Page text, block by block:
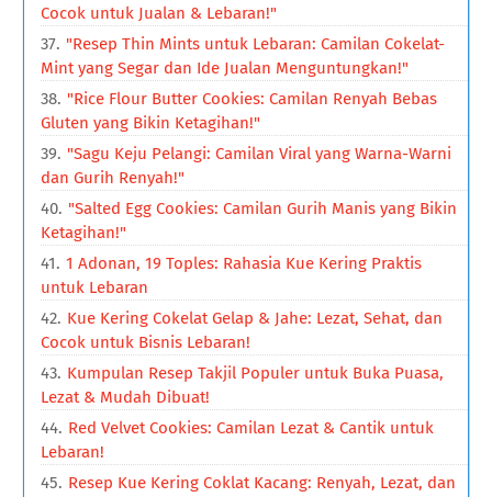
Cocok untuk Jualan & Lebaran!"
"Resep Thin Mints untuk Lebaran: Camilan Cokelat-
Mint yang Segar dan Ide Jualan Menguntungkan!"
"Rice Flour Butter Cookies: Camilan Renyah Bebas
Gluten yang Bikin Ketagihan!"
"Sagu Keju Pelangi: Camilan Viral yang Warna-Warni
dan Gurih Renyah!"
"Salted Egg Cookies: Camilan Gurih Manis yang Bikin
Ketagihan!"
1 Adonan, 19 Toples: Rahasia Kue Kering Praktis
untuk Lebaran
Kue Kering Cokelat Gelap & Jahe: Lezat, Sehat, dan
Cocok untuk Bisnis Lebaran!
Kumpulan Resep Takjil Populer untuk Buka Puasa,
Lezat & Mudah Dibuat!
Red Velvet Cookies: Camilan Lezat & Cantik untuk
Lebaran!
Resep Kue Kering Coklat Kacang: Renyah, Lezat, dan